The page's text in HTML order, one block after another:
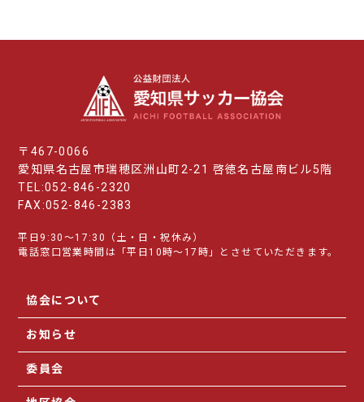
〒467-0066
愛知県名古屋市瑞穂区洲山町2-21 啓徳名古屋南ビル5階
TEL:052-846-2320
FAX:052-846-2383
平日9:30～17:30（土・日・祝休み）
電話窓口営業時間は「平日10時～17時」とさせていただきます。
協会について
お知らせ
委員会